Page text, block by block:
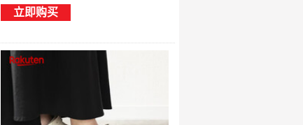
立即购买